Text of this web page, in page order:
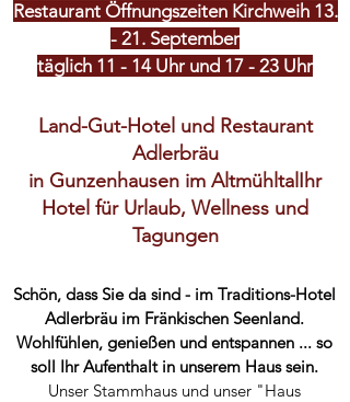
Restaurant Öffnungszeiten Kirchweih 13.
- 21. September
täglich 11 - 14 Uhr und 17 - 23 Uhr
Land-Gut-Hotel und Restaurant
Adlerbräu
in Gunzenhausen im AltmühltalIhr
Hotel für Urlaub, Wellness und
Tagungen
Schön, dass Sie da sind - im Traditions-Hotel
Adlerbräu im Fränkischen Seenland.
Wohlfühlen, genießen und entspannen ... so
soll Ihr Aufenthalt in unserem Haus sein.
Unser Stammhaus und unser "Haus